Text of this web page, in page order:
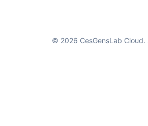
© 2026 CesGensLab Cloud.